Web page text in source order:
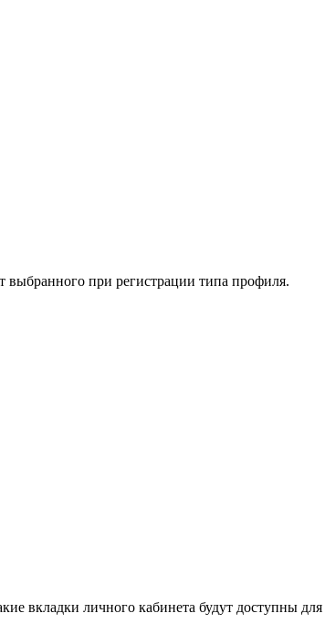
выбранного при регистрации типа профиля.
вкладки личного кабинета будут доступны